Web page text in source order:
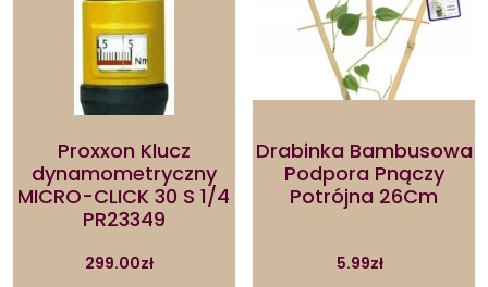
Proxxon Klucz
dynamometryczny
MICRO-CLICK 30 S 1/4
PR23349
299.00zł
Drabinka Bambusowa
Podpora Pnączy
Potrójna 26Cm
5.99zł